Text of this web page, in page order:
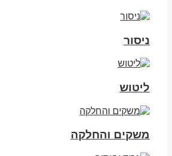
ניסור
ליטוש
משקים והחלקה